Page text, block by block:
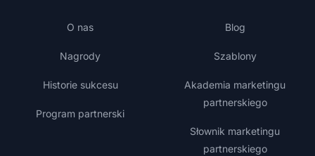
O nas
Nagrody
Historie sukcesu
Program partnerski
Blog
Szablony
Akademia marketingu
partnerskiego
Słownik marketingu
partnerskiego